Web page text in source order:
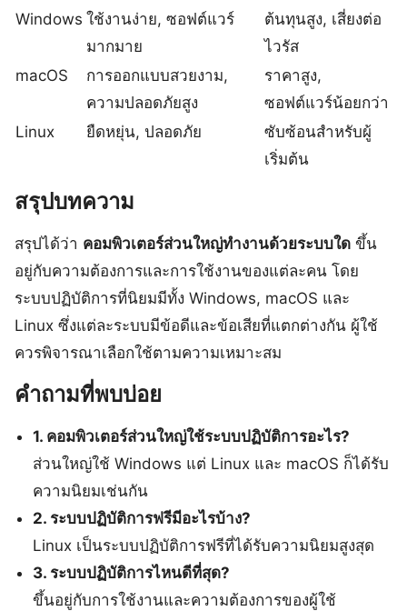
Windows ใช้งานง่าย, ซอฟต์แวร์
มากมาย
ต้นทุนสูง, เสี่ยงต่อ
ไวรัส
macOS
การออกแบบสวยงาม,
ความปลอดภัยสูง
ราคาสูง,
ซอฟต์แวร์น้อยกว่า
Linux
ยืดหยุ่น, ปลอดภัย
ซับซ้อนสำหรับผู้
เริ่มต้น
สรุปบทความ
สรุปได้ว่า คอมพิวเตอร์ส่วนใหญ่ทํางานด้วยระบบใด ขึ้น
อยู่กับความต้องการและการใช้งานของแต่ละคน โดย
ระบบปฏิบัติการที่นิยมมีทั้ง Windows, macOS และ
Linux ซึ่งแต่ละระบบมีข้อดีและข้อเสียที่แตกต่างกัน ผู้ใช้
ควรพิจารณาเลือกใช้ตามความเหมาะสม
คำถามที่พบบ่อย
1. คอมพิวเตอร์ส่วนใหญ่ใช้ระบบปฏิบัติการอะไร?
ส่วนใหญ่ใช้ Windows แต่ Linux และ macOS ก็ได้รับ
ความนิยมเช่นกัน
2. ระบบปฏิบัติการฟรีมีอะไรบ้าง?
Linux เป็นระบบปฏิบัติการฟรีที่ได้รับความนิยมสูงสุด
3. ระบบปฏิบัติการไหนดีที่สุด?
ขึ้นอยู่กับการใช้งานและความต้องการของผู้ใช้